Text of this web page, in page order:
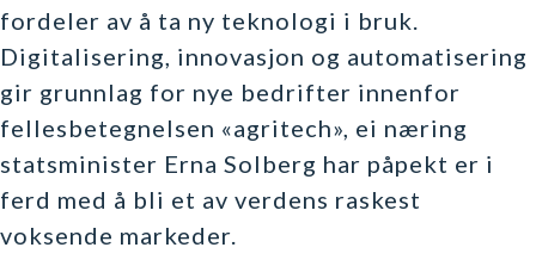
fordeler av å ta ny teknologi i bruk.
Digitalisering, innovasjon og automatisering
gir grunnlag for nye bedrifter innenfor
fellesbetegnelsen «agritech», ei næring
statsminister Erna Solberg har påpekt er i
ferd med å bli et av verdens raskest
voksende markeder.